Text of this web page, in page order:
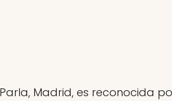
Parla, Madrid, es